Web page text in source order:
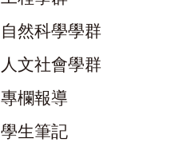
自然科學學群
人文社會學群
專欄報導
學生筆記